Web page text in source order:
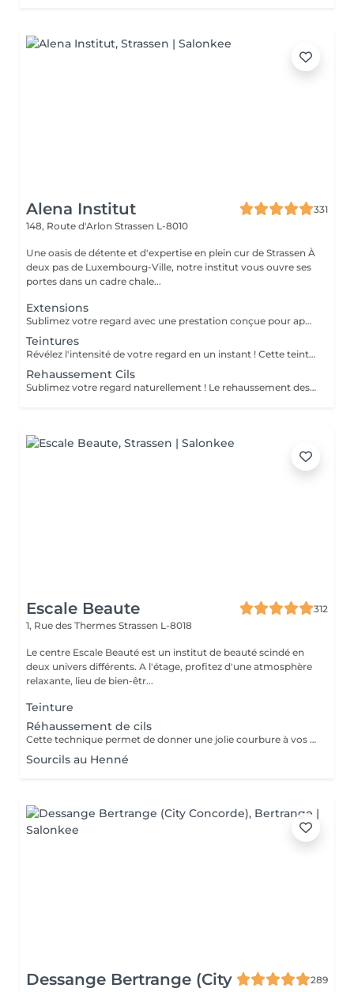
Alena Institut
331
148, Route d'Arlon Strassen L-8010
Une oasis de détente et d'expertise en plein cur de Strassen À
deux pas de Luxembourg-Ville, notre institut vous ouvre ses
portes dans un cadre chale...
Extensions
Sublimez votre regard avec une prestation conçue pour apporter plus d'intensité, de définition et une belle courbure à vos cils, tout en respectant leur nature. La pose complète dure environ 1h30 et offre un résultat durable, élégant et parfaitement adapté à votre regard. Pour maintenir une belle densité, un remplissage est recommandé toutes les 3 semaines ; celui-ci dure environ 1h. Une prestation soignée, confortable et idéale pour un regard toujours impeccable.
Teintures
Révélez l'intensité de votre regard en un instant ! Cette teinture sublime vos cils et sourcils comme une coloration pour cheveux, avec des nuances variées et raffinées : noir, bleu nuit, bleu, brun ou brun clair . Résultat éclatant en seulement 15 minutes pour un regard naturellement captivant, sans effort quotidien !
Rehaussement Cils
Sublimez votre regard naturellement ! Le rehaussement des cils courbe et ouvre le regard, tout en nourrissant vos cils grâce à la kératine, pour des cils plus forts, brillants et souples. Pour un effet encore plus intense, il peut être combiné avec une teinture. Prestation rapide et efficace en seulement 45 minutes pour un regard lumineux et captivant, sans maquillage quotidien !
Escale Beaute
312
1, Rue des Thermes Strassen L-8018
Le centre Escale Beauté est un institut de beauté scindé en
deux univers différents. A l'étage, profitez d'une atmosphère
relaxante, lieu de bien-êtr...
Teinture
Réhaussement de cils
Cette technique permet de donner une jolie courbure à vos cils tout en gardant un aspect naturel. Un regard ouvert, des cils déployés tout en douceur pour une durée d'environ 4 semaines. N'hésitez plus.
Sourcils au Henné
Dessange Bertrange (City
289